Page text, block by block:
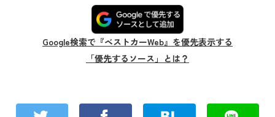
Google検索で『ベストカーWeb』を優先表示する
「優先するソース」とは？